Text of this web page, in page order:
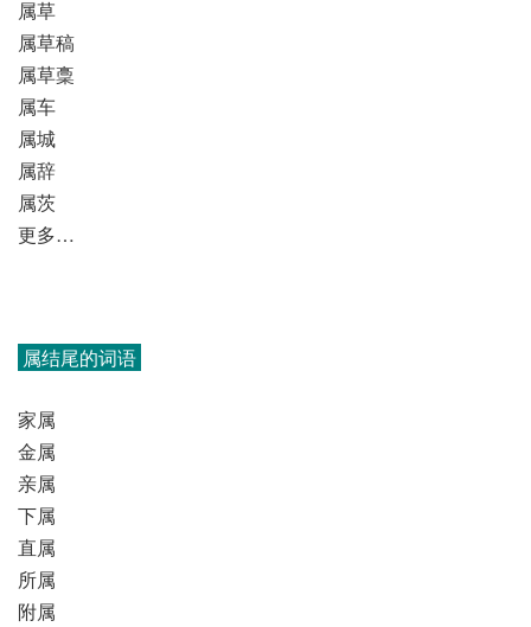
属草
属草稿
属草稾
属车
属城
属辞
属茨
更多…
属结尾的词语
家属
金属
亲属
下属
直属
所属
附属